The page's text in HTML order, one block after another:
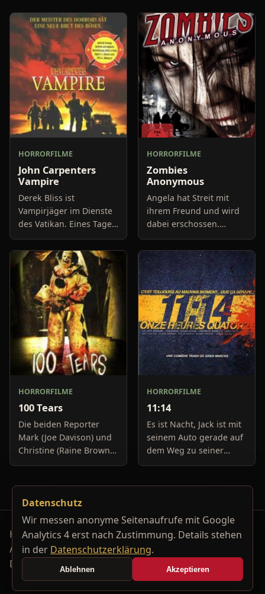
HORRORFILME
John Carpenters
Vampire
Derek Bliss ist
Vampirjäger im Dienste
des Vatikan. Eines Tages
erhält er einen neuen
Auftrag: Seltsamerweise
werden immer mehr
Vampirjäger tot
aufgefunden
HORRORFILME
Zombies
Anonymous
Angela hat Streit mit
ihrem Freund und wird
dabei erschossen.
Eigentlich wäre die
Geschichte jetzt vorbei.
Doch Angela hat das
Problem, dass sie zu
einem Zomb
HORRORFILME
100 Tears
Die beiden Reporter
Mark (Joe Davison) und
Christine (Raine Brown)
haben keine Lust mehr
Boulevard-Meldungen
und befassen sich
neuerdings mit Se
HORRORFILME
11:14
Es ist Nacht, Jack ist mit
seinem Auto gerade auf
dem Weg zu seiner
Freundin, um diese
Auto springt auf 11:14h,
Horrorfilm-Reviews, Serienkiller-Profile und Genre-
Archiv.
Datenschutzerklärung
Kontakt
Cookie-Einstellungen
Datenschutz
Wir messen anonyme Seitenaufrufe mit Google
Analytics 4 erst nach Zustimmung. Details stehen
in der Datenschutzerklärung.
Ablehnen Akzeptieren